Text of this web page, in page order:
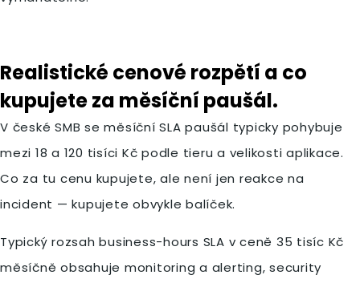
Realistické cenové rozpětí a co
kupujete za měsíční paušál.
V české SMB se měsíční SLA paušál typicky pohybuje
mezi 18 a 120 tisíci Kč podle tieru a velikosti aplikace.
Co za tu cenu kupujete, ale není jen reakce na
incident — kupujete obvykle balíček.
Typický rozsah business-hours SLA v ceně 35 tisíc Kč
měsíčně obsahuje monitoring a alerting, security